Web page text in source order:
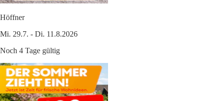
Höffner
Mi. 29.7. - Di. 11.8.2026
Noch 4 Tage gültig